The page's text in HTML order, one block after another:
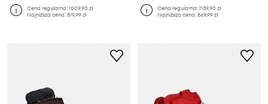
Cena regularna:1009,90 zł
Najniższa cena:819,99 zł
Cena regularna:1139,90 zł
Najniższa cena:869,99 zł